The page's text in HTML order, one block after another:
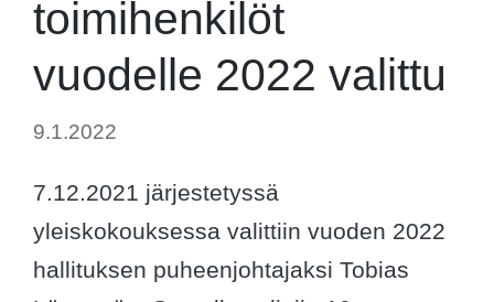
toimihenkilöt
vuodelle 2022 valittu
9.1.2022
7.12.2021 järjestetyssä
yleiskokouksessa valittiin vuoden 2022
hallituksen puheenjohtajaksi Tobias